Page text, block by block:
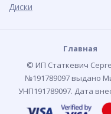
Диски
Главная
© ИП Статкевич
№191789097 выдано
УНП191789097. Дата